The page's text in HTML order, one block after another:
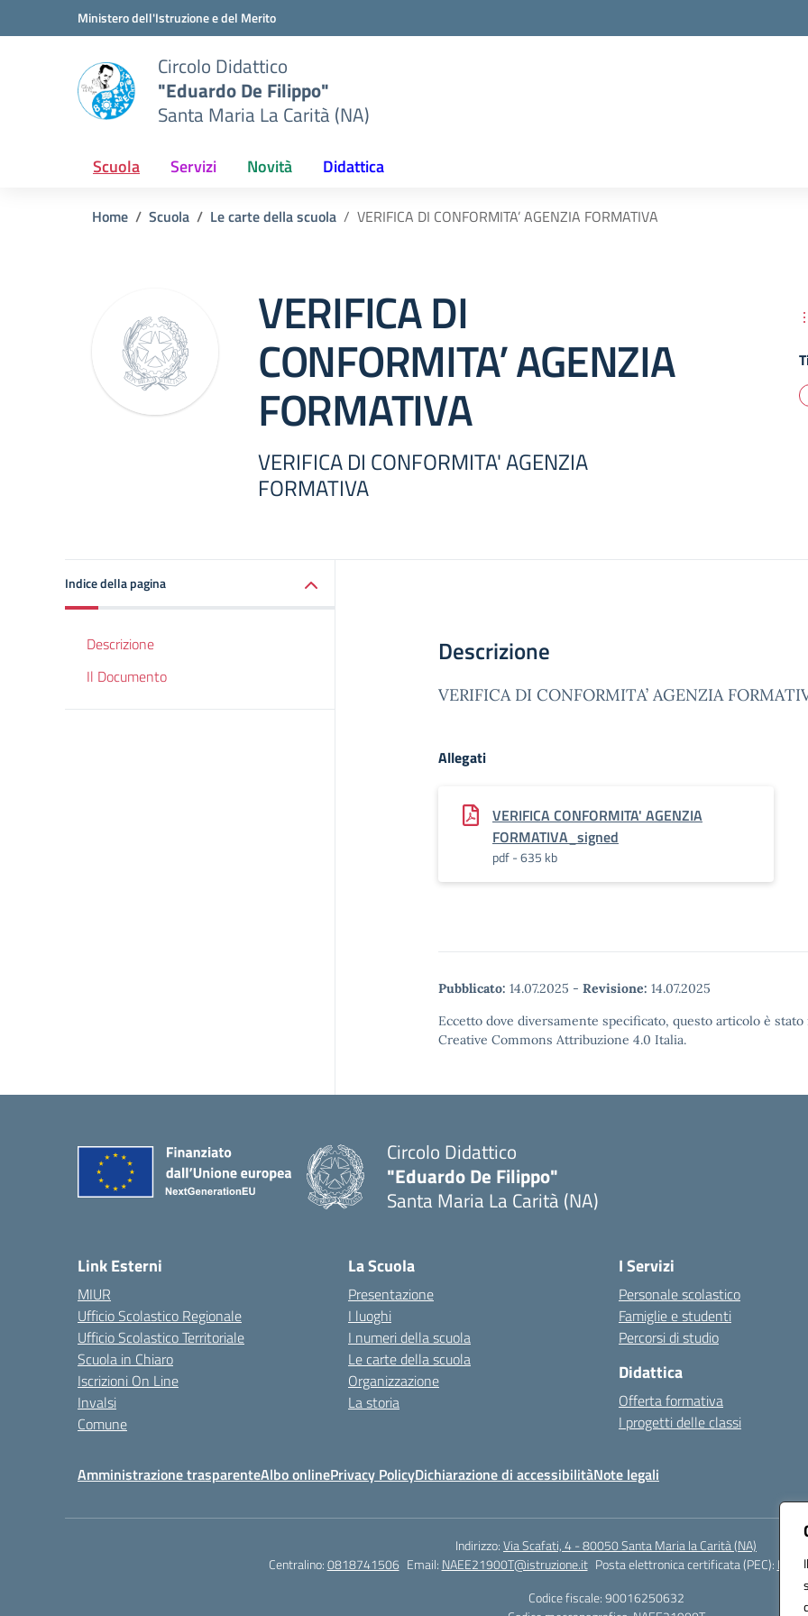
Vai ai contenuti
Vai al menu di navigazioneMinistero dell'Istruzione e del Merito
Circolo Didattico
"Eduardo De Filippo"
Santa Maria La Carità (NA)
Scuola Servizi Novità Didattica
Home Scuola Le carte della scuola VERIFICA DI CONFORMITA’ AGENZIA FORMATIVA
VERIFICA DI
CONFORMITA’ AGENZIA
FORMATIVA
VERIFICA DI CONFORMITA' AGENZIA
FORMATIVA
Indice della pagina
Descrizione
Il Documento
Descrizione
VERIFICA DI CONFORMITA’ AGENZIA
Allegati
VERIFICA CONFORMITA' AGENZIA
FORMATIVA_signed
pdf - 635 kb
Pubblicato: 14.07.2025 - Revisione: 14.07.2025
Eccetto dove diversamente specificato, questo articolo è
Creative Commons Attribuzione 4.0 Italia.
Circolo Didattico
"Eduardo De Filippo"
Santa Maria La Carità (NA)
Link Esterni
MIUR
Ufficio Scolastico Regionale
Ufficio Scolastico Territoriale
Scuola in Chiaro
Iscrizioni On Line
Invalsi
Comune
La Scuola
Presentazione
I luoghi
I numeri della scuola
Le carte della scuola
Organizzazione
La storia
I Servizi
Personale scolastico
Famiglie e studenti
Percorsi di studio
Didattica
Offerta formativa
I progetti delle classi
Amministrazione trasparenteAlbo onlinePrivacy PolicyDichiarazione di accessibilitàNote legali
Indirizzo:Via Scafati, 4 - 80050 Santa Maria la Carità (NA)
Centralino:0818741506 Email: NAEE21900T@istruzione.it Posta elettronica certificata (PEC):
Codice fiscale: 90016250632